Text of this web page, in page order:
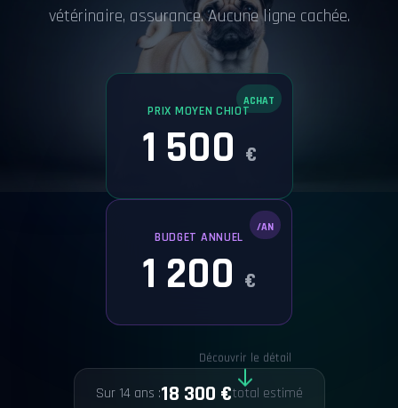
vétérinaire, assurance. Aucune ligne cachée.
ACHAT
PRIX MOYEN CHIOT
1 500 €
/AN
BUDGET ANNUEL
1 200 €
Sur 14 ans :18 300 €total estimé
Découvrir le détail